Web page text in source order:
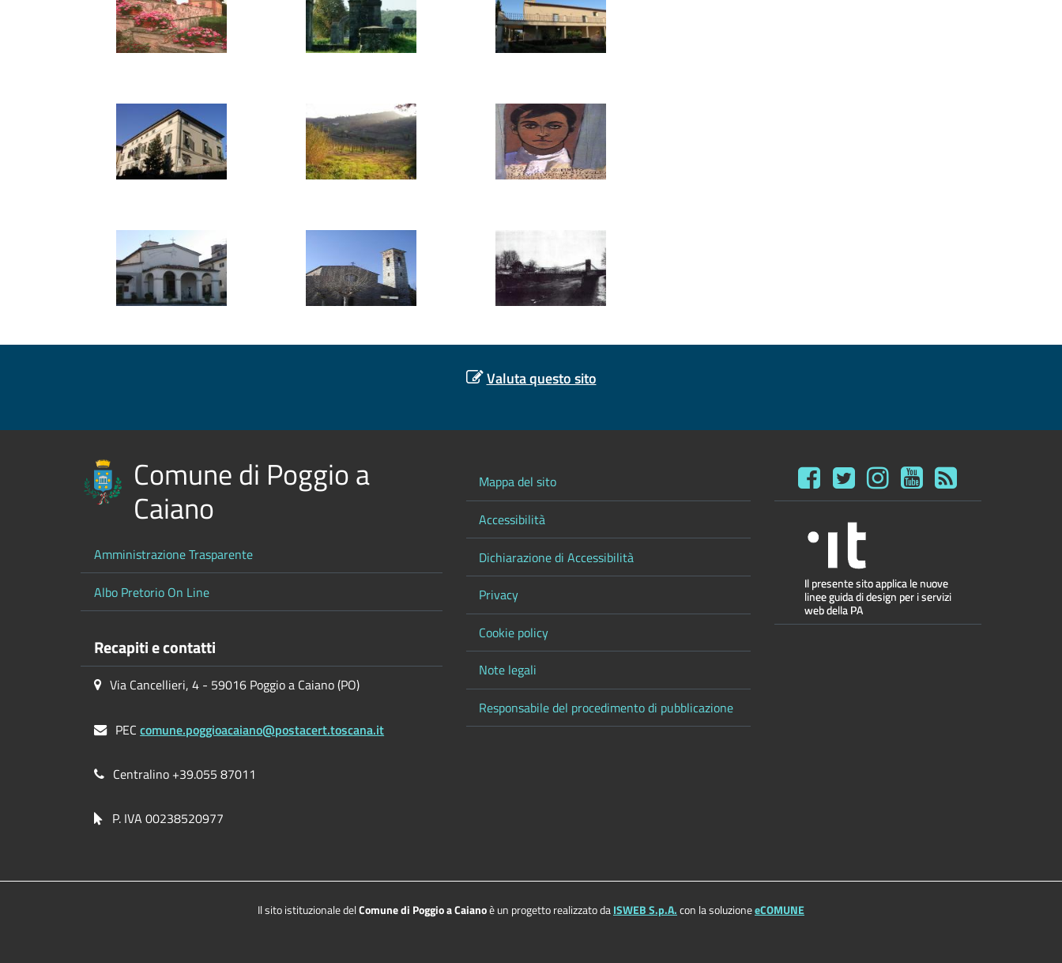
Valuta questo sito
Comune di Poggio a
Caiano
Amministrazione Trasparente
Albo Pretorio On Line
Recapiti e contatti
Via Cancellieri, 4 - 59016 Poggio a Caiano (PO)
PECcomune.poggioacaiano@postacert.toscana.it
Centralino +39.055 87011
P. IVA 00238520977
Mappa del sito
Accessibilità
Dichiarazione di Accessibilità
Privacy
Cookie policy
Note legali
Responsabile del procedimento di pubblicazione
Il sito istituzionale delComune di Poggio a Caianoè un progetto realizzato daISWEB S.p.A.con la soluzioneeCOMUNE